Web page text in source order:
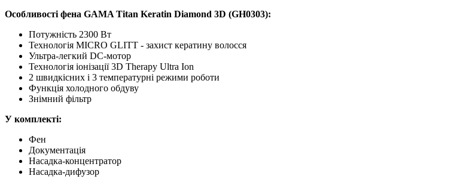
Особливості фена GAMA Titan Keratin Diamond 3D (GH0303):
Потужність 2300 Вт
Технологія MICRO GLITT - захист кератину волосся
Ультра-легкий DC-мотор
Технологія іонізації 3D Therapy Ultra Ion
2 швидкісних і 3 температурні режими роботи
Функція холодного обдуву
Знімний фільтр
У комплекті:
Фен
Документація
Насадка-концентратор
Насадка-дифузор